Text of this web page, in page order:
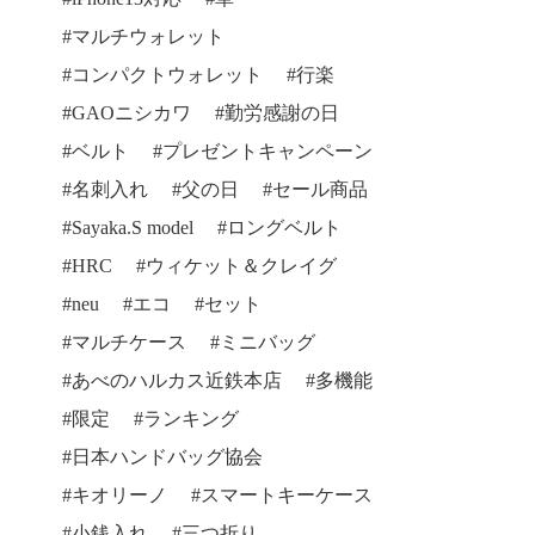
マルチウォレット
コンパクトウォレット
行楽
GAOニシカワ
勤労感謝の日
ベルト
プレゼントキャンペーン
名刺入れ
父の日
セール商品
Sayaka.S model
ロングベルト
HRC
ウィケット＆クレイグ
neu
エコ
セット
マルチケース
ミニバッグ
あべのハルカス近鉄本店
多機能
限定
ランキング
日本ハンドバッグ協会
キオリーノ
スマートキーケース